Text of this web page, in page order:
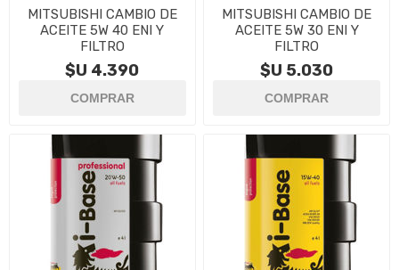
MITSUBISHI CAMBIO DE
ACEITE 5W 40 ENI Y
FILTRO
$U 4.390
MITSUBISHI CAMBIO DE
ACEITE 5W 30 ENI Y
FILTRO
$U 5.030